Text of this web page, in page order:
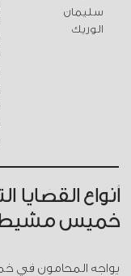
سليمان
الوريك
أنواع
خميس مشيط
يواجه المحامون في